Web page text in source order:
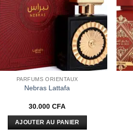
PARFUMS ORIENTAUX
Nebras Lattafa
30.000CFA
AJOUTER AU PANIER